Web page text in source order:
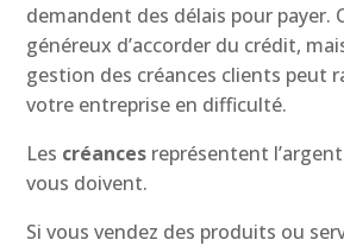
demandent des délais pour payer.
généreux d’accorder du crédit,
gestion des créances clients peut
votre entreprise en difficulté.
Les créances représentent
vous doivent.
Si vous vendez des produits ou